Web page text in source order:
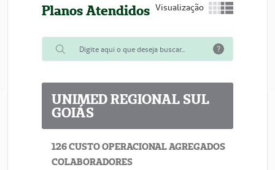
Planos Atendidos Visualização
UNIMED REGIONAL SUL
GOIÁS
126 CUSTO OPERACIONAL AGREGADOS
COLABORADORES